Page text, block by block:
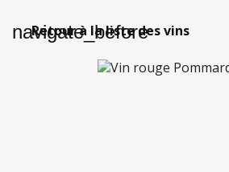
navigate_before
Retour à la liste des vins